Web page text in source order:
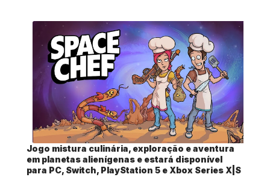
Jogo mistura culinária, exploração e aventura
em planetas alienígenas e estará disponível
para PC, Switch, PlayStation 5 e Xbox Series X|S